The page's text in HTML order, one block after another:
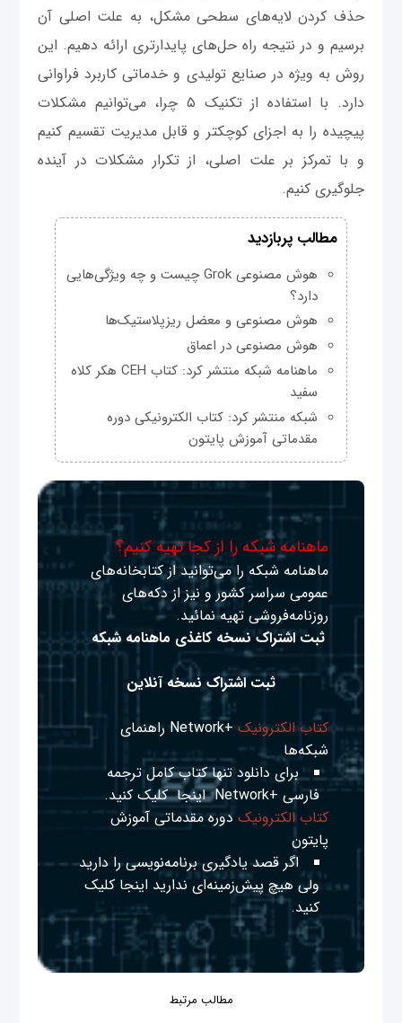
حذف کردن لایه‌های سطحی مشکل، به علت اصلی آن
برسیم و در نتیجه راه حل‌های پایدارتری ارائه دهیم. این
روش به ویژه در صنایع تولیدی و خدماتی کاربرد فراوانی
دارد. با استفاده از تکنیک ۵ چرا، می‌توانیم مشکلات
پیچیده را به اجزای کوچکتر و قابل مدیریت تقسیم کنیم
و با تمرکز بر علت اصلی، از تکرار مشکلات در آینده
جلوگیری کنیم.
مطالب پربازدید
هوش مصنوعی Grok چیست و چه ویژگی‌هایی
دارد؟
هوش مصنوعی و معضل ریزپلاستیک‌ها
هوش مصنوعی در اعماق
ماهنامه شبکه منتشر کرد: کتاب CEH هکر کلاه
سفید
شبکه منتشر کرد: کتاب الکترونیکی دوره
مقدماتی آموزش پایتون
ماهنامه شبکه را از کجا تهیه کنیم؟
ماهنامه شبکه را می‌توانید از کتابخانه‌های
عمومی سراسر کشور و نیز از دکه‌های
روزنامه‌فروشی تهیه نمائید.
ثبت اشتراک نسخه کاغذی ماهنامه شبکه
ثبت اشتراک نسخه آنلاین
کتاب الکترونیک
+Network راهنمای
شبکه‌ها
برای دانلود تنها کتاب کامل ترجمه
فارسی +Network
اینجا کلیک کنید.
کتاب الکترونیک دوره مقدماتی آموزش
پایتون
اگر قصد یادگیری برنامه‌نویسی را دارید
ولی هیچ پیش‌زمینه‌ای نداریداینجا کلیک
کنید.
مطالب مرتبط